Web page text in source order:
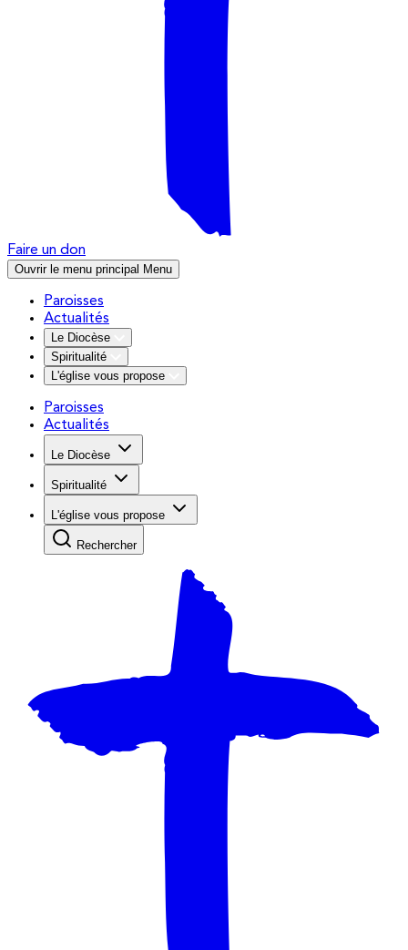
Faire un don
Ouvrir le menu principal Menu
Paroisses
Actualités
Le Diocèse
Spiritualité
L'église vous propose
Paroisses
Actualités
Le Diocèse
Spiritualité
L'église vous propose
Rechercher